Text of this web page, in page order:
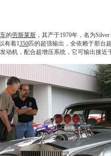
的劳斯莱斯 ，其产于1970年，名为
有着1350匹的超强输出，全依赖于那台
发动机 ，配合超增压系统，它可输出接